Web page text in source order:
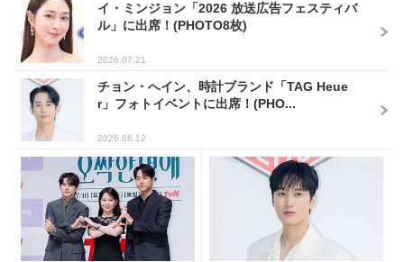
イ・ミンジョン「2026 放送広告フェスティバ
ル」に出席！(PHOTO8枚)
2026.07.21
チョン・へイン、時計ブランド「TAG Heue
r」フォトイベントに出席！(PHO...
2026.06.12